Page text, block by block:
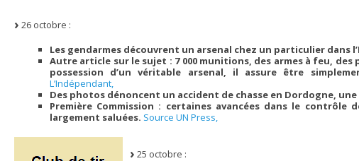
26 octobre :
Les gendarmes découvrent un arsenal chez un particulier dans
Autre article sur le sujet : 7 000 munitions, des armes à feu,
possession d’un véritable arsenal, il assure être
L’Indépendant,
Des photos dénoncent un accident de chasse en Dordogne,
Première Commission : certaines avancées dans le
largement saluées. Source UN Press,
25 octobre :